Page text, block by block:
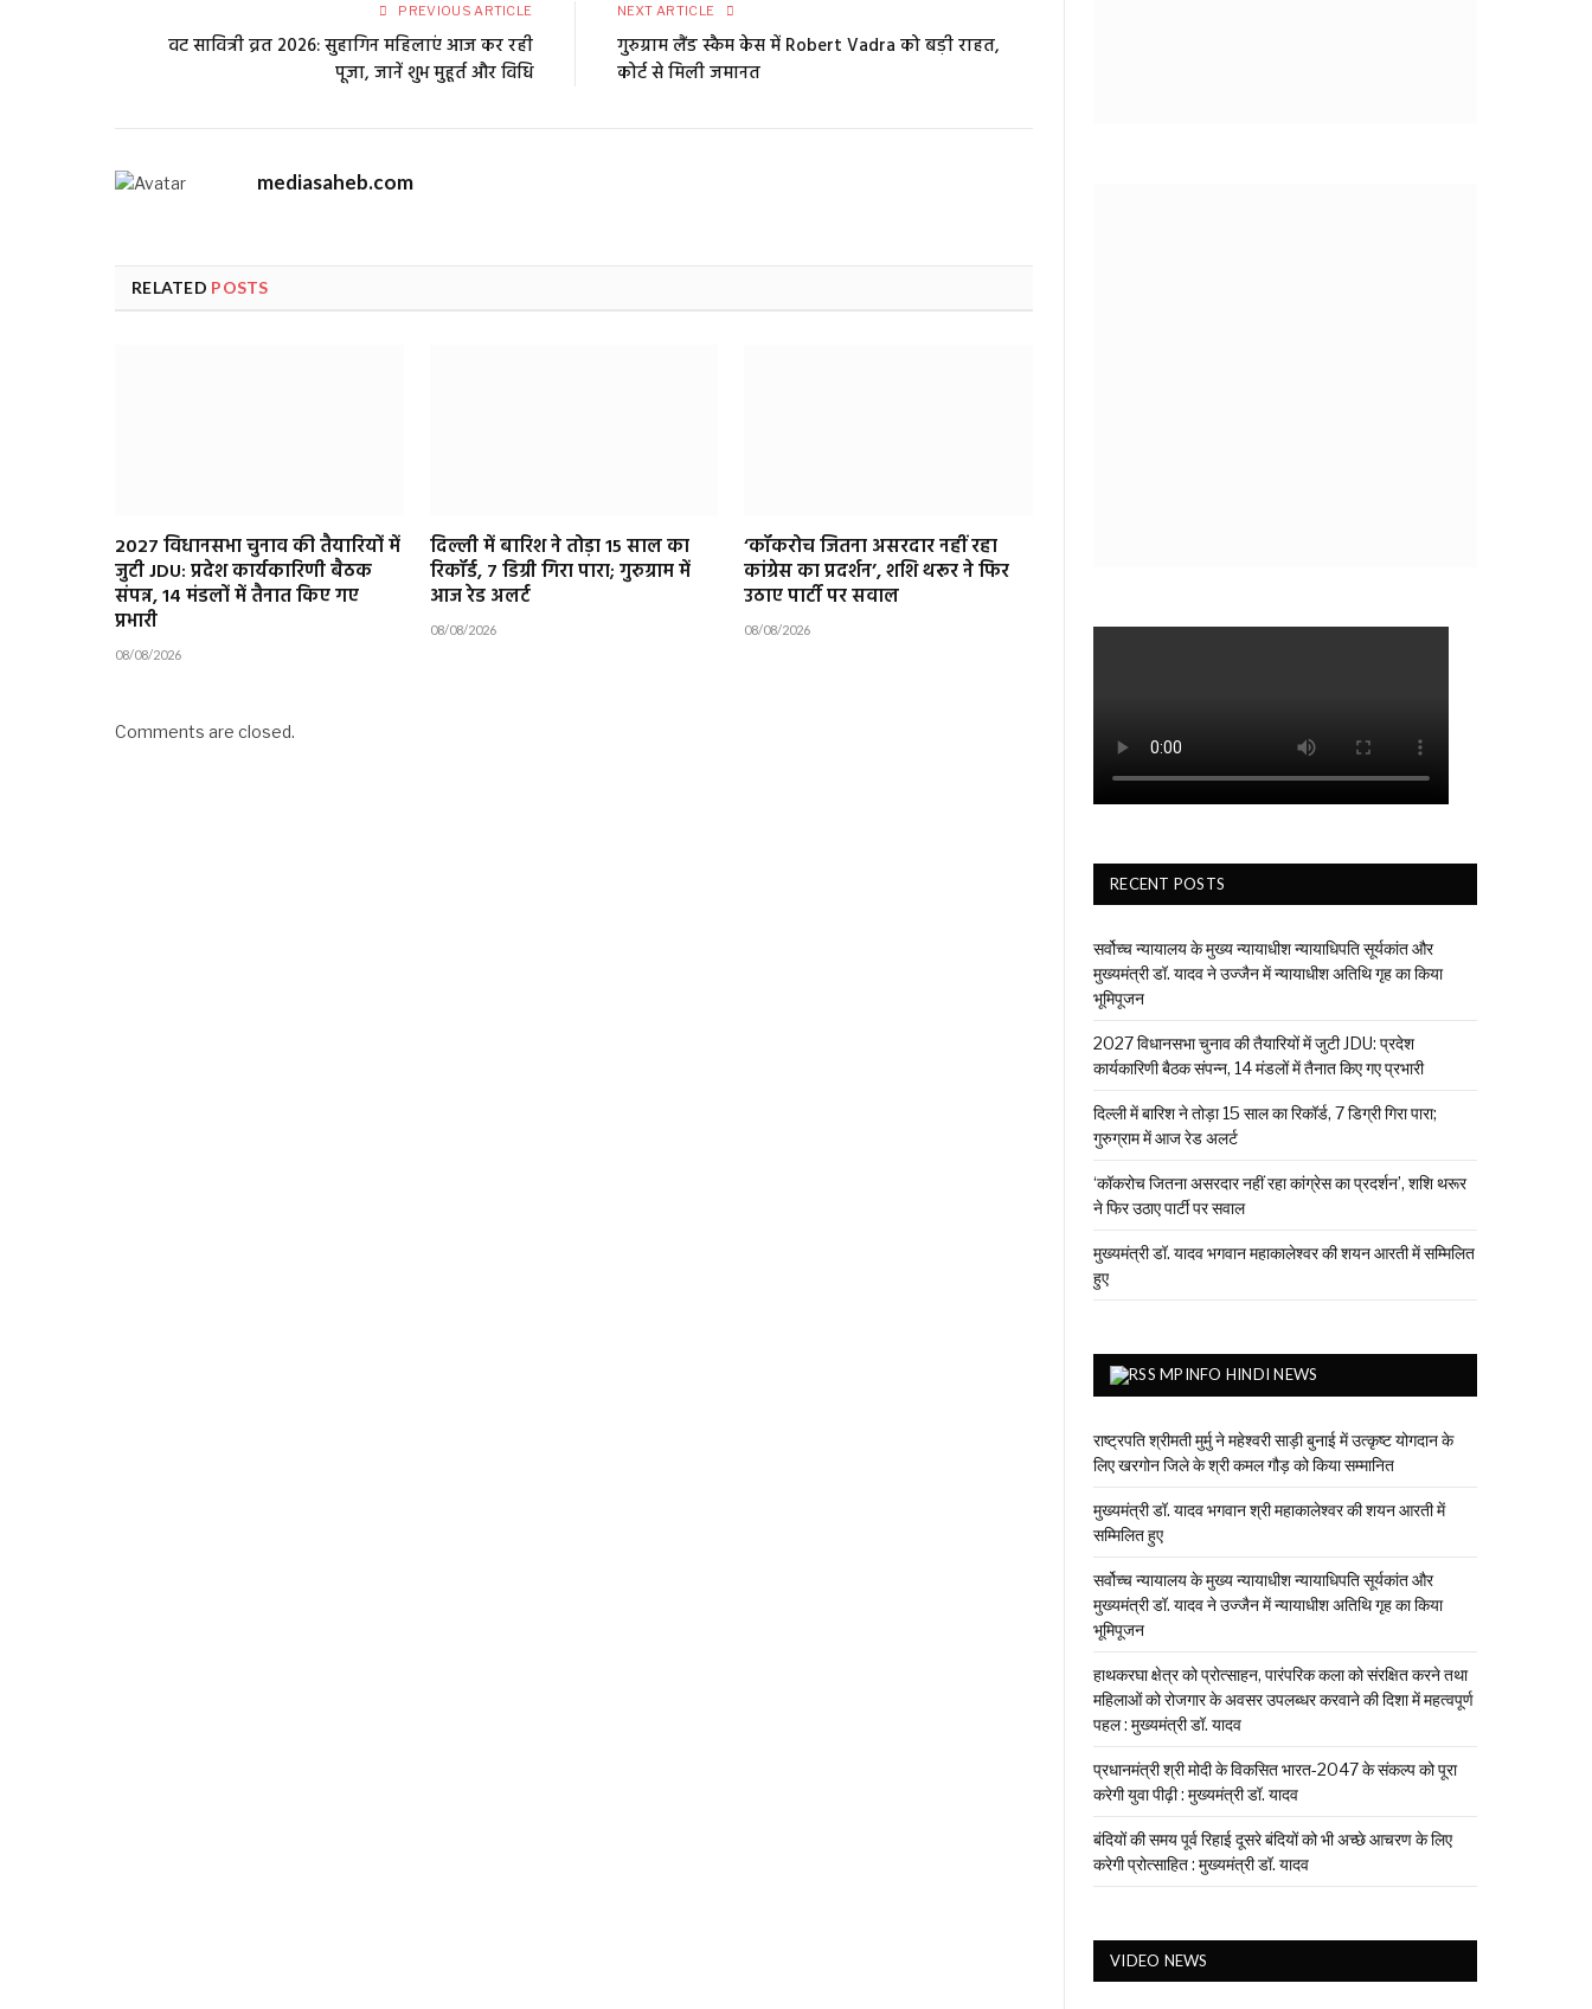
PREVIOUS ARTICLE
वट सावित्री व्रत 2026: सुहागिन महिलाएं आज कर रही
पूजा, जानें शुभ मुहूर्त और विधि
NEXT ARTICLE
गुरुग्राम लैंड स्कैम केस में Robert Vadra को बड़ी राहत,
कोर्ट से मिली जमानत
mediasaheb.com
RELATED POSTS
2027 विधानसभा चुनाव की तैयारियों में
जुटी JDU: प्रदेश कार्यकारिणी बैठक
संपन्न, 14 मंडलों में तैनात किए गए
प्रभारी
08/08/2026
दिल्ली में बारिश ने तोड़ा 15 साल का
रिकॉर्ड, 7 डिग्री गिरा पारा; गुरुग्राम में
आज रेड अलर्ट
08/08/2026
‘कॉकरोच जितना असरदार नहीं रहा
कांग्रेस का प्रदर्शन’, शशि थरूर ने फिर
उठाए पार्टी पर सवाल
08/08/2026
Comments are closed.
RECENT POSTS
सर्वोच्च न्यायालय के मुख्‍य न्‍यायाधीश न्यायाधिपति सूर्यकांत और
मुख्यमंत्री डॉ. यादव ने उज्जैन में न्यायाधीश अतिथि गृह का किया
भूमिपूजन
2027 विधानसभा चुनाव की तैयारियों में जुटी JDU: प्रदेश
कार्यकारिणी बैठक संपन्न, 14 मंडलों में तैनात किए गए प्रभारी
दिल्ली में बारिश ने तोड़ा 15 साल का रिकॉर्ड, 7 डिग्री गिरा पारा;
गुरुग्राम में आज रेड अलर्ट
‘कॉकरोच जितना असरदार नहीं रहा कांग्रेस का प्रदर्शन’, शशि थरूर
ने फिर उठाए पार्टी पर सवाल
मुख्यमंत्री डॉ. यादव भगवान महाकालेश्‍वर की शयन आरती में सम्मिलित
हुए
MPINFO HINDI NEWS
राष्ट्रपति श्रीमती मुर्मु ने महेश्वरी साड़ी बुनाई में उत्कृष्ट योगदान के
लिए खरगोन जिले के श्री कमल गौड़ को किया सम्मानित
मुख्यमंत्री डॉ. यादव भगवान श्री महाकालेश्‍वर की शयन आरती में
सम्मिलित हुए
सर्वोच्च न्यायालय के मुख्‍य न्‍यायाधीश न्यायाधिपति सूर्यकांत और
मुख्यमंत्री डॉ. यादव ने उज्जैन में न्यायाधीश अतिथि गृह का किया
भूमिपूजन
हाथकरघा क्षेत्र को प्रोत्साहन, पारंपरिक कला को संरक्षित करने तथा
महिलाओं को रोजगार के अवसर उपलब्धर करवाने की दिशा में महत्वपूर्ण
पहल : मुख्यमंत्री डॉ. यादव
प्रधानमंत्री श्री मोदी के विकसित भारत-2047 के संकल्प को पूरा
करेगी युवा पीढ़ी : मुख्यमंत्री डॉ. यादव
बंदियों की समय पूर्व रिहाई दूसरे बंदियों को भी अच्छे आचरण के लिए
करेगी प्रोत्साहित : मुख्यमंत्री डॉ. यादव
VIDEO NEWS